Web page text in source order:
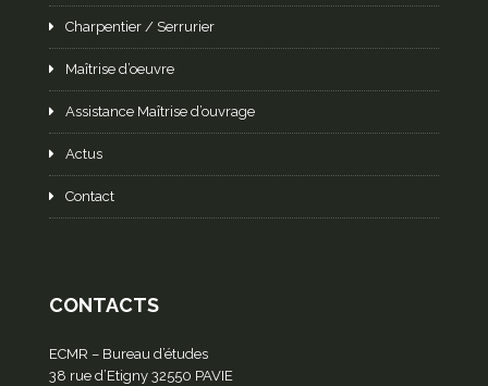
Charpentier / Serrurier
Maîtrise d’oeuvre
Assistance Maîtrise d’ouvrage
Actus
Contact
CONTACTS
ECMR – Bureau d’études
38 rue d’Etigny 32550 PAVIE